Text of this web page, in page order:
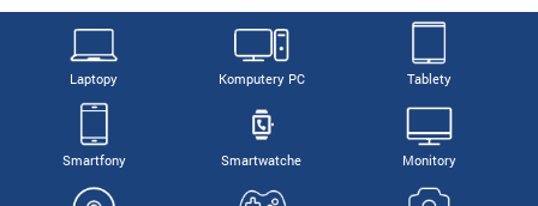
Laptopy Komputery PC Tablety
Smartfony Smartwatche Monitory